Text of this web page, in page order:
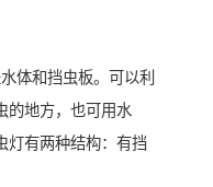
体和挡虫板。可以利
的地方，也可用水
灯有两种结构：有挡